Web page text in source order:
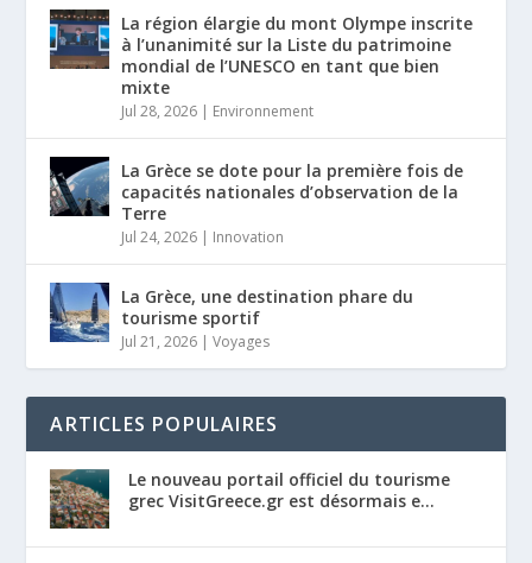
La région élargie du mont Olympe inscrite
à l’unanimité sur la Liste du patrimoine
mondial de l’UNESCO en tant que bien
mixte
Jul 28, 2026 Environnement
La Grèce se dote pour la première fois de
capacités nationales d’observation de la
Terre
Jul 24, 2026 Innovation
La Grèce, une destination phare du
tourisme sportif
Jul 21, 2026 |Voyages
ARTICLES POPULAIRES
Le nouveau portail officiel du tourisme
grec VisitGreece.gr est désormais e...